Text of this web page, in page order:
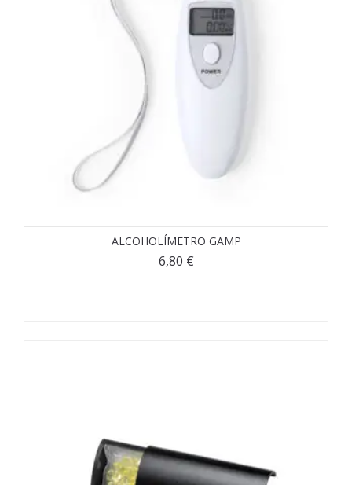
ALCOHOLÍMETRO GAMP
6,80 €